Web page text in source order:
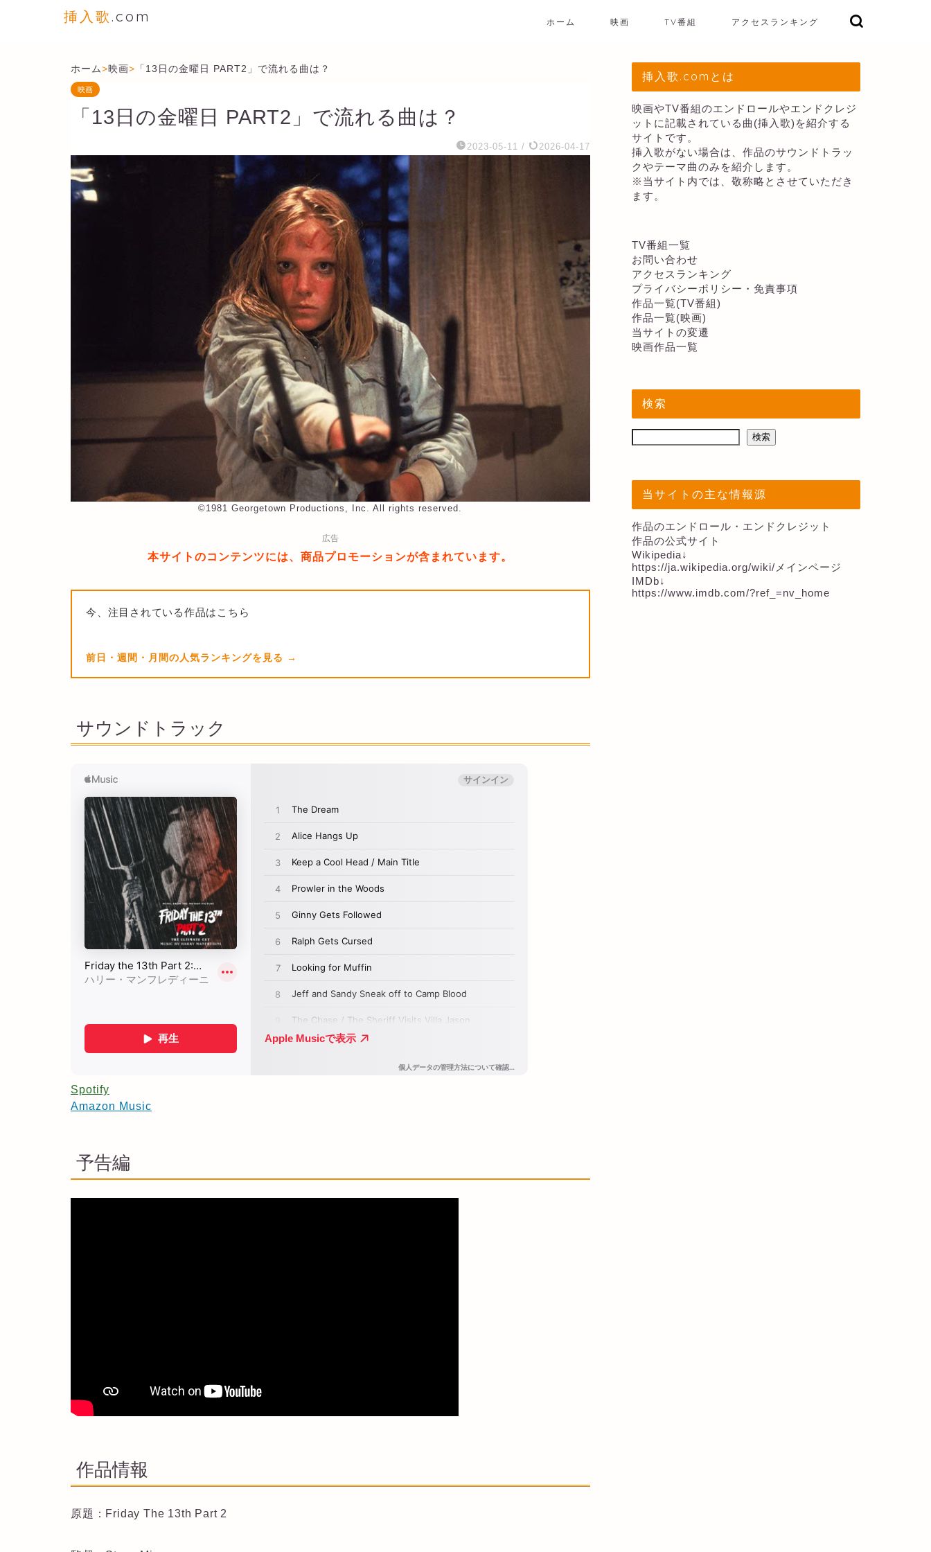
挿入歌.com ホーム 映画 TV番組 アクセスランキング
ホーム>映画> 「13日の金曜日 PART2」で流れる曲は？
映画
「13日の金曜日 PART2」で流れる曲は？
2023-05-11 / 2026-04-17
©︎1981 Georgetown Productions, Inc. All rights reserved.
広告
本サイトのコンテンツには、商品プロモーションが含まれています。
今、注目されている作品はこちら
前日・週間・月間の人気ランキングを見る
サウンドトラック
Spotify
Amazon Music
予告編
作品情報
原題：Friday The 13th Part 2
挿入歌.comとは
映画やTV番組のエンドロールやエンドクレジ
ットに記載されている曲(挿入歌)を紹介する
サイトです。
挿入歌がない場合は、作品のサウンドトラッ
クやテーマ曲のみを紹介します。
※当サイト内では、敬称略とさせていただき
ます。
TV番組一覧
お問い合わせ
アクセスランキング
プライバシーポリシー・免責事項
作品一覧(TV番組)
作品一覧(映画)
当サイトの変遷
映画作品一覧
検索
検索
当サイトの主な情報源
作品のエンドロール・エンドクレジット
作品の公式サイト
Wikipedia↓
https://ja.wikipedia.org/wiki/メインページ
IMDb↓
https://www.imdb.com/?ref_=nv_home